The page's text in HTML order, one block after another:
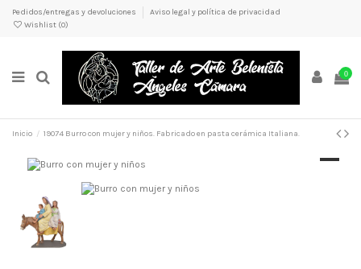
Pedidos/entregas y devoluciones
Aviso legal y política de privacidad
Wishlist (0)
0
Inicio 19074 Burro con mujer y niños. Fabricado en pasta cerámica Italiana.